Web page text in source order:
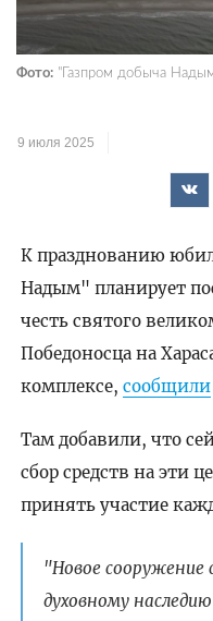
Фото: "Газпром добыча
9 июля 2025
К празднованию
Надым" планирует
честь святого
Победоносца на
комплексе, сообщили
Там добавили, что
сбор средств на эти
принять участие
"Новое
духовному